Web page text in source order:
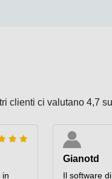
clienti ci valutano 4,7
in
Gianotd
Il software